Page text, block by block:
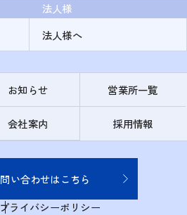
法人様
法人様へ
お知らせ 営業所一覧
会社案内 採用情報
い合わせはこちら
プライバシーポリシー